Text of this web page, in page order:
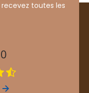
toutes les